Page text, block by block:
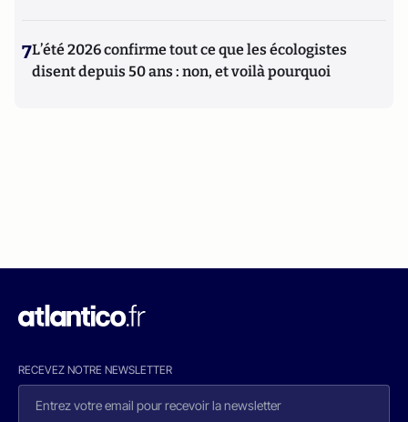
7L’été 2026 confirme tout ce que les écologistes
disent depuis 50 ans : non, et voilà pourquoi
RECEVEZ NOTRE NEWSLETTER